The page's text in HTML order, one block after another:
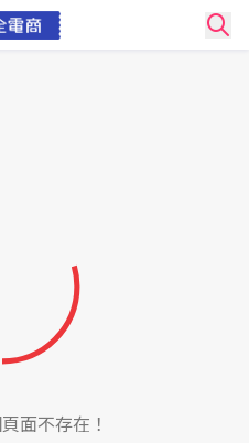
面不存在！